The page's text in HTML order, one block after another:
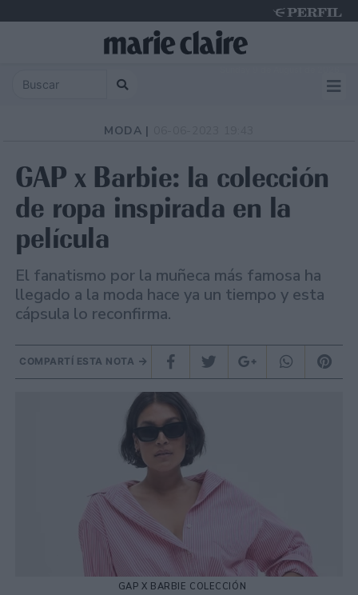
MODA |
GAP x Barbie: la colección
de ropa inspirada en la
película
El fanatismo por la muñeca más famosa ha
llegado a la moda hace ya un tiempo y esta
cápsula lo reconfirma.
COMPARTÍ ESTA NOTA
GAP X BARBIE COLECCIÓN